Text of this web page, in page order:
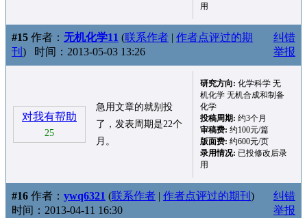
用
#15 作者： 无机化学11 (联系作者 | 作者点评过的期
刊 ) 时间：2013-05-03 13:26
纠错
举报
对我有帮助
25
急用文章的就别投
了，发表周期是22个
月。
研究方向: 化学科学 无
机化学 无机合成和制备
化学
投稿周期: 约3个月
审稿费: 约100元/篇
版面费: 约600元/页
录用情况: 已投修改后录
用
#16 作者： ywq6321 (联系作者 | 作者点评过的期刊 )
时间：2013-04-11 16:30
纠错
举报